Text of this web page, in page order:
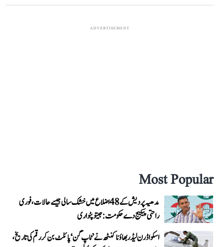
ADVERTISEMENT
Most Popular
مدھیہ پردیش کے 48 اضلاع میں خشک سالی جیسے حالات، فوری
راحتی پیکیج دے حکومت: جیتو پٹواری
اسکواڈرن لیڈر بھاؤنا کنٹھ نے ’ٹاپ گن‘ پائلٹ بن کر رقم کی تاریخ،